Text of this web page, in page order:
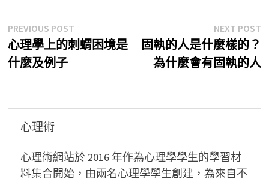
文
章
導
PREVIOUS POSTPrevious
post:
心理學上的刺蝟困境是
什麼及例子
NEXT POST
固執的人是什麼樣的？
為什麼會有固執的人
心理術
心理術網站於 2016 年作為心理學學生的學習材
料集合開始，由兩名心理學學生創建，為來自不